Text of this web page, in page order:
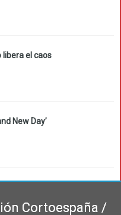
el caos
New Day’
Cortoespaña /